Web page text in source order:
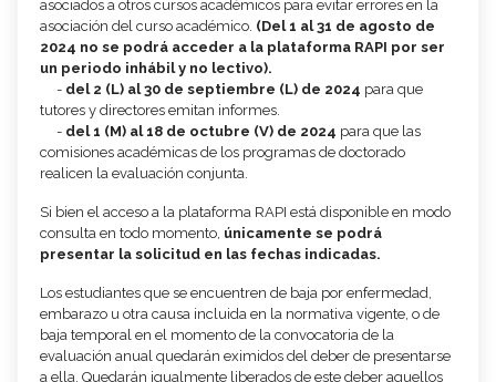
asociados a otros cursos académicos para evitar errores en la
asociación del curso académico. (Del 1 al 31 de agosto de
2024 no se podrá acceder a la plataforma RAPI por ser
un periodo inhábil y no lectivo).
- del 2 (L) al 30 de septiembre (L) de 2024 para que
tutores y directores emitan informes.
- del 1 (M) al 18 de octubre (V) de 2024 para que las
comisiones académicas de los programas de doctorado
realicen la evaluación conjunta.
Si bien el acceso a la plataforma RAPI está disponible en modo
consulta en todo momento, únicamente se podrá
presentar la solicitud en las fechas indicadas.
Los estudiantes que se encuentren de baja por enfermedad,
embarazo u otra causa incluida en la normativa vigente, o de
baja temporal en el momento de la convocatoria de la
evaluación anual quedarán eximidos del deber de presentarse
a ella. Quedarán igualmente liberados de este deber aquellos